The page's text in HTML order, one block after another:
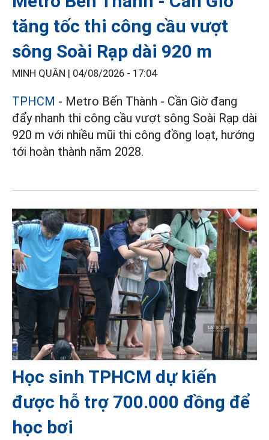
tăng tốc thi công cầu vượt
sông Soài Rạp dài 920 m
MINH QUÂN | 04/08/2026 - 17:04
TPHCM - Metro Bến Thành - Cần Giờ đang
đẩy nhanh thi công cầu vượt sông Soài Rạp dài
920 m với nhiều mũi thi công đồng loạt, hướng
tới hoàn thành năm 2028.
Học sinh TPHCM dự kiến
được hỗ trợ 700.000 đồng để
học bơi